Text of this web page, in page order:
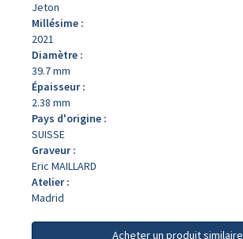
Jeton
Millésime :
2021
Diamètre :
39.7 mm
Épaisseur :
2.38 mm
Pays d'origine :
SUISSE
Graveur :
Eric MAILLARD
Atelier :
Madrid
Acheter un produit similaire